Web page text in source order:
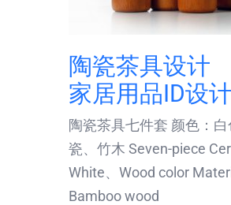
陶瓷茶具设计
家居用品ID设计
陶瓷茶具七件套 颜色：
瓷、竹木 Seven-piece
White、Wood color
Bamboo wood